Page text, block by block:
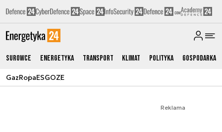
Surowce Energetyka Transport Klimat Polityka Gospodarka
GazRopaESGOZE
Reklama